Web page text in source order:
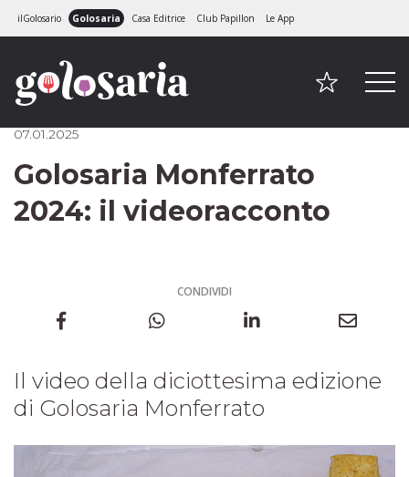
ilGolosario Golosaria Casa Editrice Club Papillon Le App
07.01.2025
Golosaria Monferrato
2024: il videoracconto
CONDIVIDI
Il video della diciottesima edizione
di Golosaria Monferrato